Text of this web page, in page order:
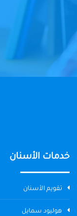
خدمات الأسنان
تقويم الأسنان
هوليود سمايل